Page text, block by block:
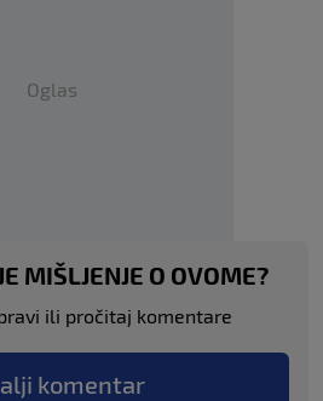
Oglas
MIŠLJENJE O OVOME?
ili pročitaj komentare
komentar